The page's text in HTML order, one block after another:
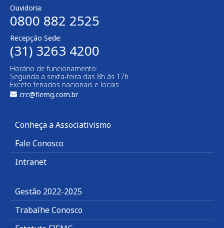
Ouvidoria:
0800 882 2525
Recepção Sede:
(31) 3263 4200
Horário de funcionamento:
Segunda a sexta-feira das 8h às 17h
Exceto feriados nacionais e locais.
crc@fiemg.com.br
Conheça a Associativismo
Fale Conosco
Intranet
Gestão 2022-2025
Trabalhe Conosco